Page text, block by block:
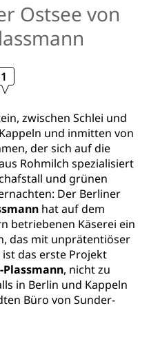
Ostsee von
zwischen Schlei und
und inmitten von
der sich auf die
Rohmilch spezialisiert
und grünen
Der Berliner
hat auf dem
betriebenen Käserei ein
das mit unprätentiöser
das erste Projekt
, nicht zu
in Berlin und Kappeln
Büro von Sunder-